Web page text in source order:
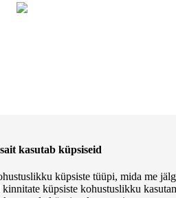
Me hindame igat ostjat ja väga
muutuvad püsiklientideks. Me
sait kasutab küpsiseid
küpsiste tüüpi, mida me
küpsiste kohustuslikku